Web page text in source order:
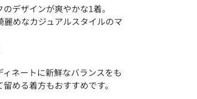
デザインが爽やかな1着。
めなカジュアルスタイルのマ
ネートに新鮮なバランスをも
める着方もおすすめです。